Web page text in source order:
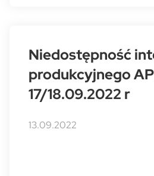
Niedostępność
produkcyjnego
17/18.09.2022 r
13.09.2022